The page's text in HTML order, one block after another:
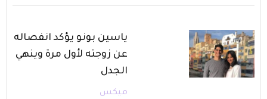
ياسين بونو يؤكد انفصاله
عن زوجته لأول مرة وينهي
الجدل
ميكس